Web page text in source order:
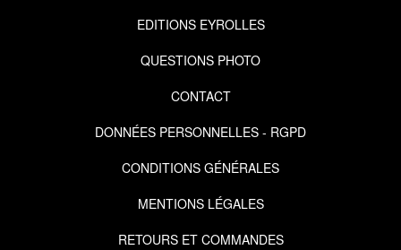
EDITIONS EYROLLES
QUESTIONS PHOTO
CONTACT
DONNÉES PERSONNELLES - RGPD
CONDITIONS GÉNÉRALES
MENTIONS LÉGALES
RETOURS ET COMMANDES